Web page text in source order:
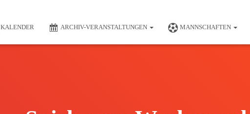
KALENDER ARCHIV-VERANSTALTUNGEN MANNSCHAFTEN